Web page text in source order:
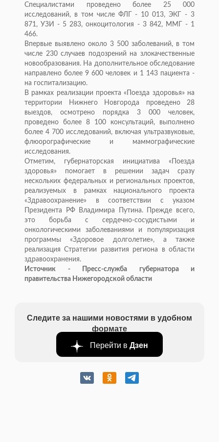
Специалистами проведено более 25 000
исследований, в том числе ФЛГ - 10 013, ЭКГ - 3
871, УЗИ - 5 283, онкоцитология - 3 842, ММГ - 1
466.
Впервые выявлено около 3 500 заболеваний, в том
числе 230 случаев подозрений на злокачественные
новообразования. На дополнительное обследование
направлено более 9 600 человек и 1 143 пациента -
на госпитализацию.
В рамках реализации проекта «Поезда здоровья» на
территории Нижнего Новгорода проведено 28
выездов, осмотрено порядка 3 000 человек,
проведено более 8 100 консультаций, выполнено
более 4 700 исследований, включая ультразвуковые,
флюорографические и маммографические
исследования.
Отметим, губернаторская инициатива «Поезда
здоровья» помогает в решении задач сразу
нескольких федеральных и региональных проектов,
реализуемых в рамках национального проекта
«Здравоохранение» в соответствии с указом
Президента РФ Владимира Путина. Прежде всего,
это борьба с сердечно-сосудистыми и
онкологическими заболеваниями и популяризация
программы «Здоровое долголетие», а также
реализация Стратегии развития региона в области
здравоохранения.
Источник - Пресс-служба губернатора и
правительства Нижегородской области
Следите за нашими новостями в удобном
формате
Перейти в Дзен